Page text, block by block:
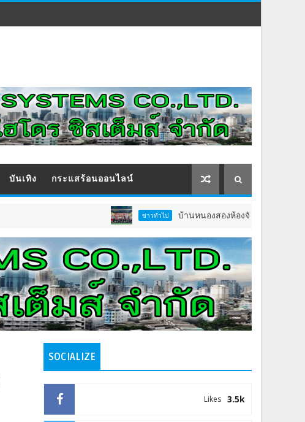
บันเทิง กระแสร้อนออนไลน์
ข่าวทั่วไป บ้านหนองสองห้องจัดใหญ่ “แห่เทียนพรรษา–
SOCIALIZE
3.5k
Likes